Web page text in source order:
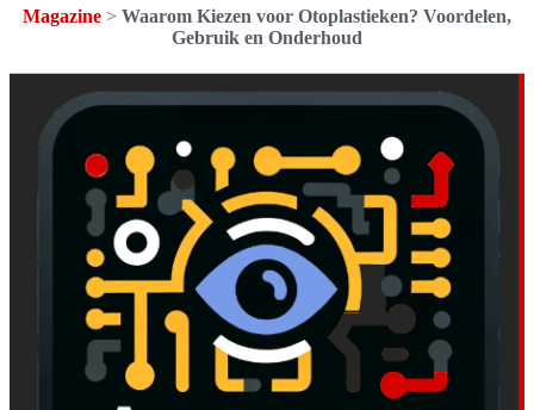
Magazine > Waarom Kiezen voor Otoplastieken? Voordelen,
Gebruik en Onderhoud